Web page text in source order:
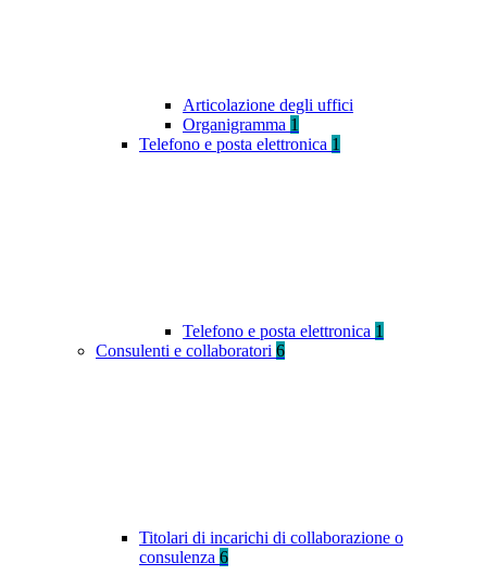
Articolazione degli uffici
Organigramma 1
Telefono e posta elettronica 1
Telefono e posta elettronica 1
Consulenti e collaboratori 6
Titolari di incarichi di collaborazione o
consulenza 6